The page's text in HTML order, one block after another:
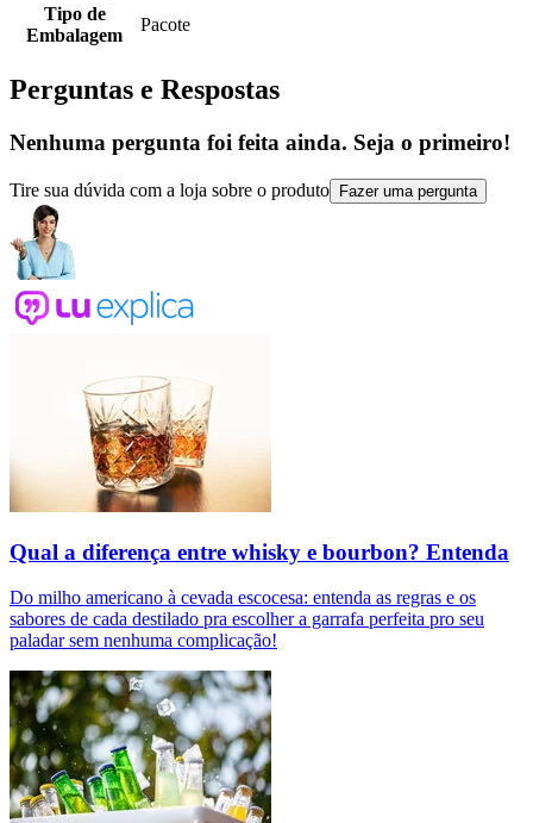
Tipo de
Embalagem
Pacote
Perguntas e Respostas
Nenhuma pergunta foi feita ainda. Seja o primeiro!
Tire sua dúvida com a loja sobre o produto Fazer uma pergunta
Qual a diferença entre whisky e bourbon? Entenda
Do milho americano à cevada escocesa: entenda as regras e os
sabores de cada destilado pra escolher a garrafa perfeita pro seu
paladar sem nenhuma complicação!